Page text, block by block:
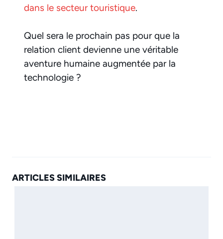
dans le secteur touristique.
Quel sera le prochain pas pour que la
relation client devienne une véritable
aventure humaine augmentée par la
technologie ?
ARTICLES SIMILAIRES